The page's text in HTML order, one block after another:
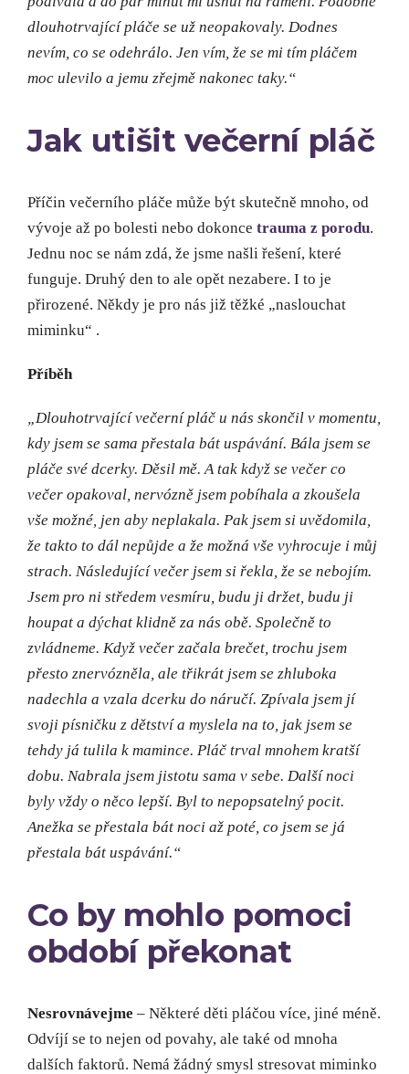
dlouhotrvající pláče se už neopakovaly. Dodnes
nevím, co se odehrálo. Jen vím, že se mi tím pláčem
moc ulevilo a jemu zřejmě nakonec taky.“
Jak utišit večerní pláč
Příčin večerního pláče může být skutečně mnoho, od
vývoje až po bolesti nebo dokonce trauma z porodu.
Jednu noc se nám zdá, že jsme našli řešení, které
funguje. Druhý den to ale opět nezabere. I to je
přirozené. Někdy je pro nás již těžké „naslouchat
miminku“ .
Příběh
„Dlouhotrvající večerní pláč u nás skončil v momentu,
kdy jsem se sama přestala bát uspávání. Bála jsem se
pláče své dcerky. Děsil mě. A tak když se večer co
večer opakoval, nervózně jsem pobíhala a zkoušela
vše možné, jen aby neplakala. Pak jsem si uvědomila,
že takto to dál nepůjde a že možná vše vyhrocuje i můj
strach. Následující večer jsem si řekla, že se nebojím.
Jsem pro ni středem vesmíru, budu ji držet, budu ji
houpat a dýchat klidně za nás obě. Společně to
zvládneme. Když večer začala brečet, trochu jsem
přesto znervózněla, ale třikrát jsem se zhluboka
nadechla a vzala dcerku do náručí. Zpívala jsem jí
svoji písničku z dětství a myslela na to, jak jsem se
tehdy já tulila k mamince. Pláč trval mnohem kratší
dobu. Nabrala jsem jistotu sama v sebe. Další noci
byly vždy o něco lepší. Byl to nepopsatelný pocit.
Anežka se přestala bát noci až poté, co jsem se já
přestala bát uspávání.“
Co by mohlo pomoci
období překonat
Nesrovnávejme – Některé děti pláčou více, jiné méně.
Odvíjí se to nejen od povahy, ale také od mnoha
dalších faktorů. Nemá žádný smysl stresovat miminko